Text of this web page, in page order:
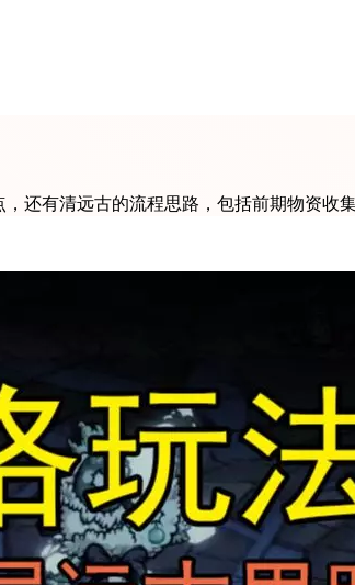
还有清远古的流程思路，包括前期物资收